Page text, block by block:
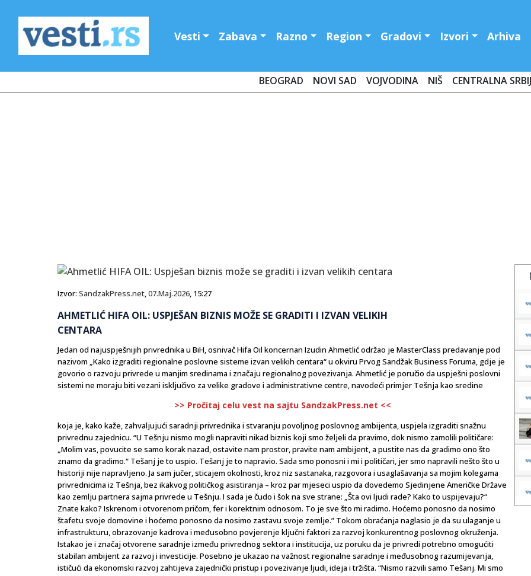
Vesti Zabava Razno Region Gradovi Izvori Arhiva
BEOGRAD NOVI SAD VOJVODINA NIŠ CENTRALNA
Izvor: SandzakPress.net,07.Maj.2026, 15:27
AHMETLIĆ HIFA OIL: USPJEŠAN BIZNIS MOŽE SE GRADITI I IZVAN VELIKIH
CENTARA
Jedan od najuspješnijih privrednika u BiH, osnivač Hifa Oil koncernan Izudin Ahmetlić održao je MasterClass predavanje pod
nazivom „Kako izgraditi regionalne poslovne sisteme izvan velikih centara“ u okviru Prvog Sandžak Business Foruma, gdje je
govorio o razvoju privrede u manjim sredinama i značaju regionalnog povezivanja. Ahmetlić je poručio da uspješni poslovni
sistemi ne moraju biti vezani isključivo za velike gradove i administrativne centre, navodeći primjer Tešnja kao sredine
>> Pročitaj celu vest na sajtu SandzakPress.net <<
koja je, kako kaže, zahvaljujući saradnji privrednika i stvaranju povoljnog poslovnog ambijenta, uspjela izgraditi snažnu
privrednu zajednicu. “U Tešnju nismo mogli napraviti nikad biznis koji smo željeli da pravimo, dok nismo zamolili političare:
„Molim vas, povucite se samo korak nazad, ostavite nam prostor, pravite nam ambijent, a pustite nas da gradimo ono što
znamo da gradimo.“ Tešanj je to uspio. Tešanj je to napravio. Sada smo ponosni i mi i političari, jer smo napravili nešto što u
historiji nije napravljeno. Ja sam jučer, sticajem okolnosti, kroz niz sastanaka, razgovora i usaglašavanja sa mojim kolegama
privrednicima iz Tešnja, bez ikakvog političkog asistiranja – kroz par mjeseci uspio da dovedemo Sjedinjene Američke Države
kao zemlju partnera sajma privrede u Tešnju. I sada je čudo i šok na sve strane: „Šta ovi ljudi rade? Kako to uspijevaju?“
Znate kako? Iskrenom i otvorenom pričom, fer i korektnim odnosom. To je sve što mi radimo. Hoćemo ponosno da nosimo
štafetu svoje domovine i hoćemo ponosno da nosimo zastavu svoje zemlje.” Tokom obraćanja naglasio je da su ulaganje u
infrastrukturu, obrazovanje kadrova i međusobno povjerenje ključni faktori za razvoj konkurentnog poslovnog okruženja.
Istakao je i značaj otvorene saradnje između privrednog sektora i institucija, uz poruku da je privredi potrebno omogućiti
stabilan ambijent za razvoj i investicije. Posebno je ukazao na važnost regionalne saradnje i međusobnog razumijevanja,
ističući da ekonomski razvoj zahtijeva zajednički pristup i povezivanje ljudi, ideja i tržišta. “Nismo razvili samo Tešanj. Mi smo